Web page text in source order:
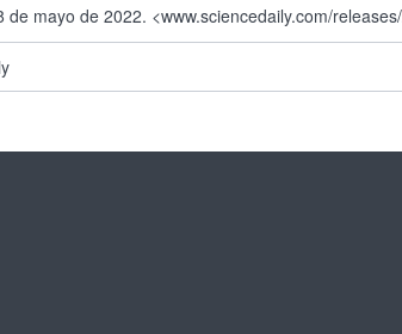
de mayo de 2022. <www.sciencedaily.com/